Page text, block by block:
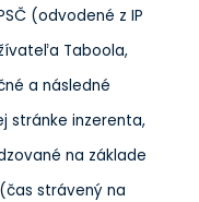
(odvodené z IP
Taboola,
a následné
stránke inzerenta,
na základe
strávený na